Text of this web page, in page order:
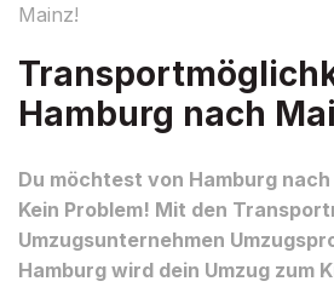
Mainz!
Hamburg nach
Du möchtest von Hamburg
Kein Problem! Mit den
Umzugsunternehmen
Hamburg wird dein Umzug zum